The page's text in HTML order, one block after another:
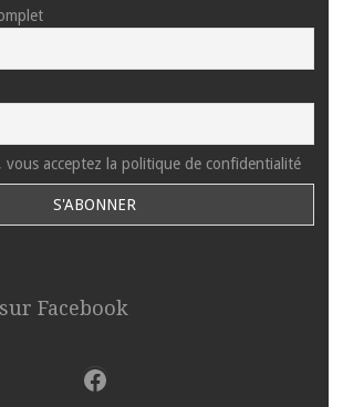
vous acceptez la politique de confidentialité
Facebook
Facebook